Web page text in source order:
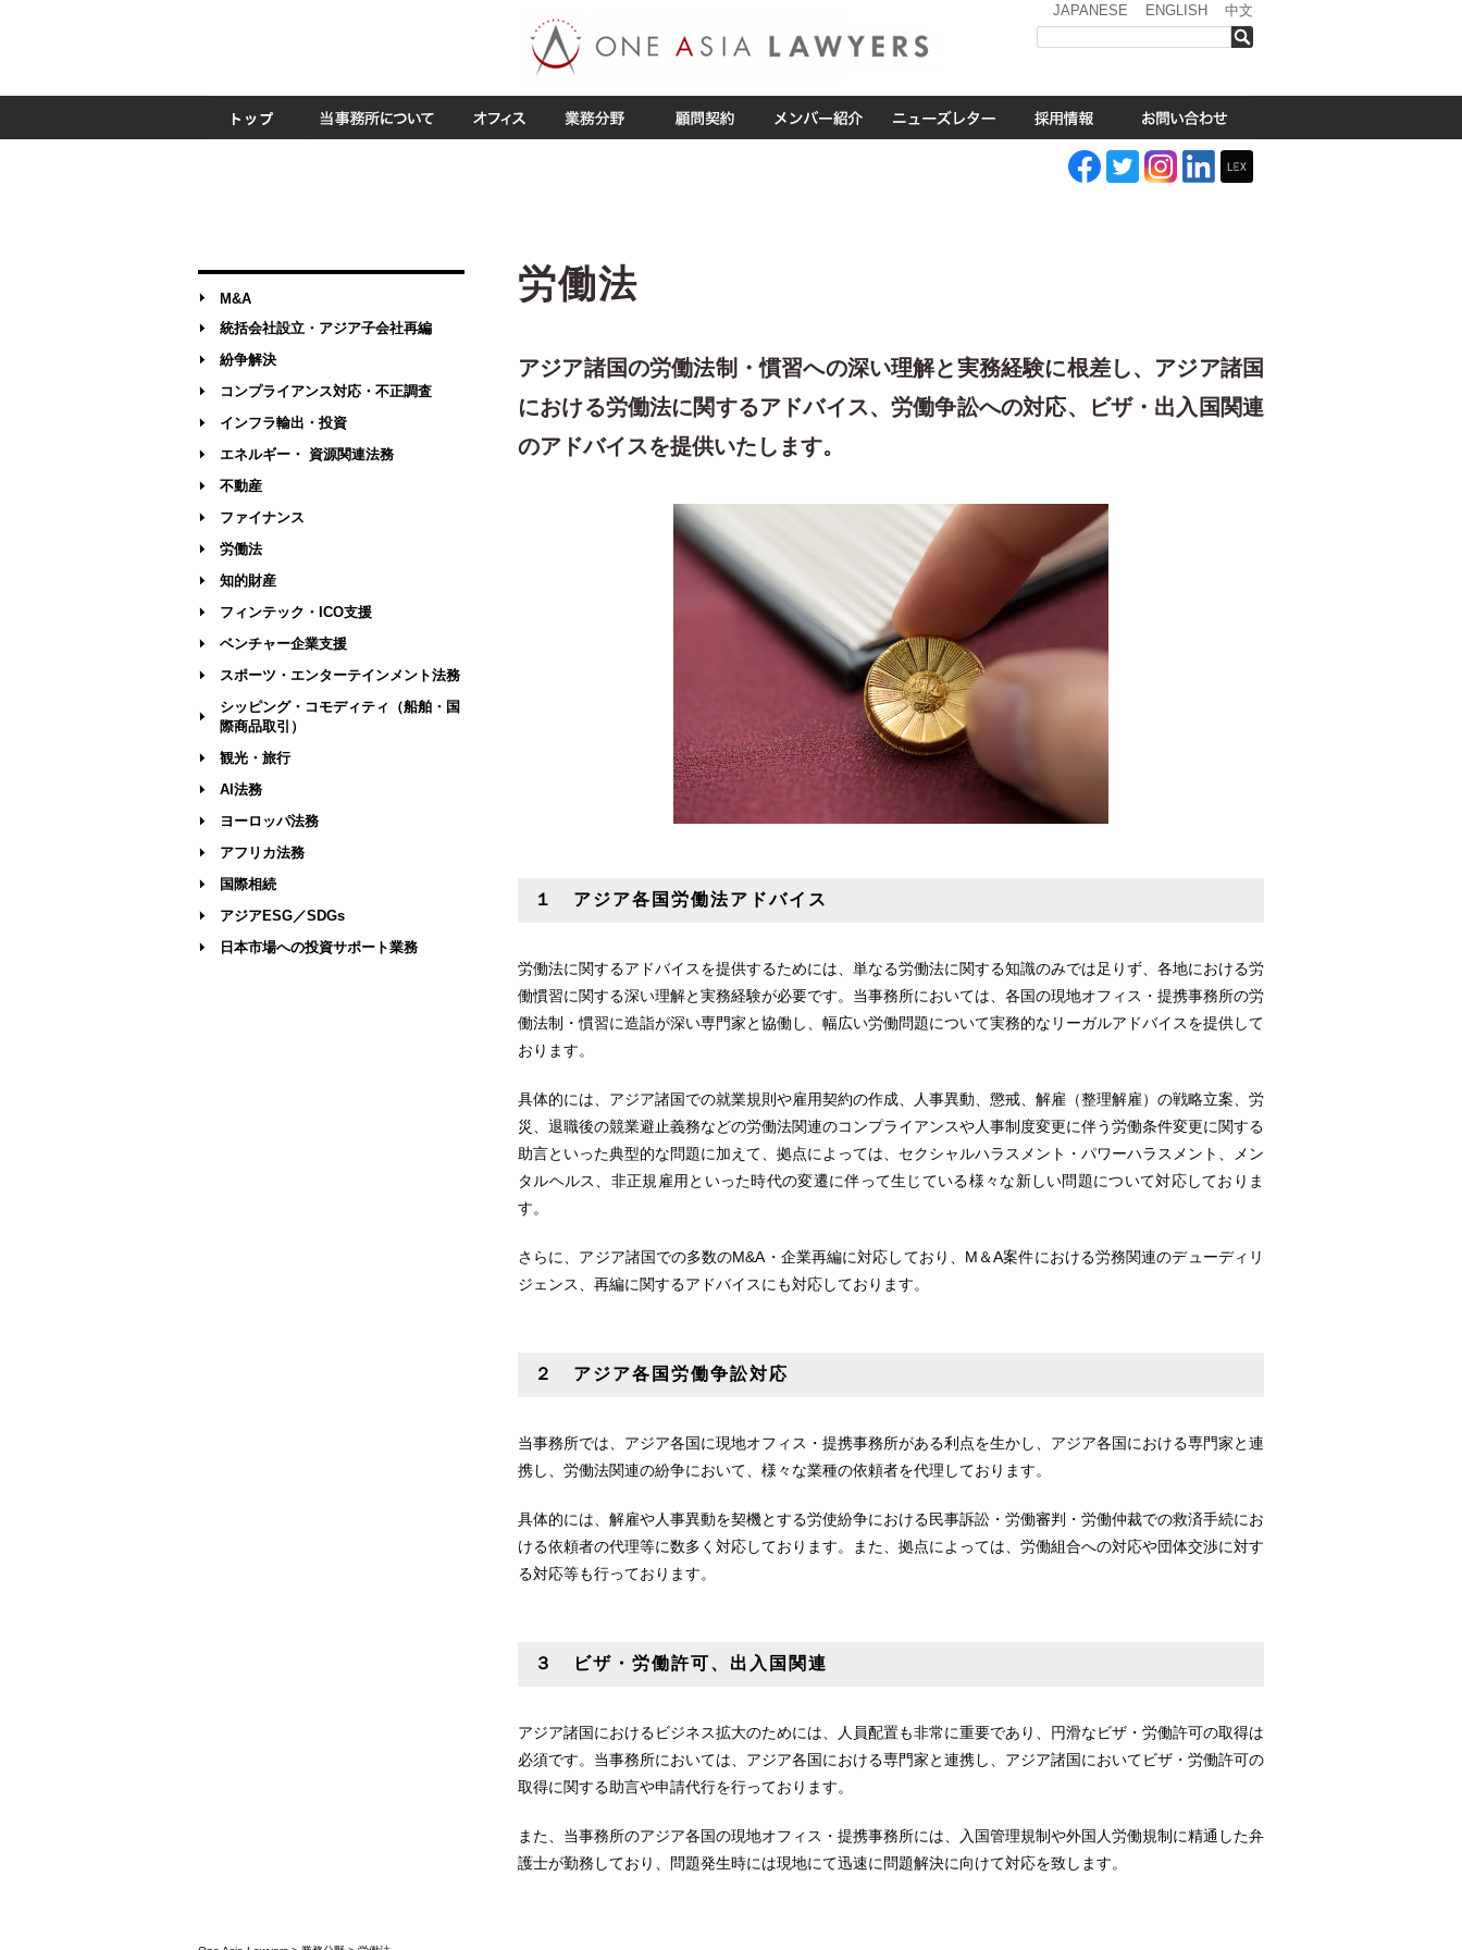
JAPANESE ENGLISH 中文
労働法
アジア諸国の労働法制・慣習への深い理解と実務経験に根差し、アジア諸国
における労働法に関するアドバイス、労働争訟への対応、ビザ・出入国関連
のアドバイスを提供いたします。
１ アジア各国労働法アドバイス
労働法に関するアドバイスを提供するためには、単なる労働法に関する知識のみでは足りず、各地における労
働慣習に関する深い理解と実務経験が必要です。当事務所においては、各国の現地オフィス・提携事務所の労
働法制・慣習に造詣が深い専門家と協働し、幅広い労働問題について実務的なリーガルアドバイスを提供して
おります。
具体的には、アジア諸国での就業規則や雇用契約の作成、人事異動、懲戒、解雇（整理解雇）の戦略立案、労
災、退職後の競業避止義務などの労働法関連のコンプライアンスや人事制度変更に伴う労働条件変更に関する
助言といった典型的な問題に加えて、拠点によっては、セクシャルハラスメント・パワーハラスメント、メン
タルヘルス、非正規雇用といった時代の変遷に伴って生じている様々な新しい問題について対応しておりま
す。
さらに、アジア諸国での多数のM&A・企業再編に対応しており、M＆A案件における労務関連のデューディリ
ジェンス、再編に関するアドバイスにも対応しております。
２ アジア各国労働争訟対応
当事務所では、アジア各国に現地オフィス・提携事務所がある利点を生かし、アジア各国における専門家と連
携し、労働法関連の紛争において、様々な業種の依頼者を代理しております。
具体的には、解雇や人事異動を契機とする労使紛争における民事訴訟・労働審判・労働仲裁での救済手続にお
ける依頼者の代理等に数多く対応しております。また、拠点によっては、労働組合への対応や団体交渉に対す
る対応等も行っております。
３ ビザ・労働許可、出入国関連
アジア諸国におけるビジネス拡大のためには、人員配置も非常に重要であり、円滑なビザ・労働許可の取得は
必須です。当事務所においては、アジア各国における専門家と連携し、アジア諸国においてビザ・労働許可の
取得に関する助言や申請代行を行っております。
また、当事務所のアジア各国の現地オフィス・提携事務所には、入国管理規制や外国人労働規制に精通した弁
護士が勤務しており、問題発生時には現地にて迅速に問題解決に向けて対応を致します。
M&A
統括会社設立・アジア子会社再編
紛争解決
コンプライアンス対応・不正調査
インフラ輸出・投資
エネルギー・ 資源関連法務
不動産
ファイナンス
労働法
知的財産
フィンテック・ICO支援
ベンチャー企業支援
スポーツ・エンターテインメント法務
シッピング・コモディティ（船舶・国
際商品取引）
観光・旅行
AI法務
ヨーロッパ法務
アフリカ法務
国際相続
アジアESG／SDGs
日本市場への投資サポート業務